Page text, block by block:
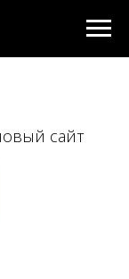
сайт